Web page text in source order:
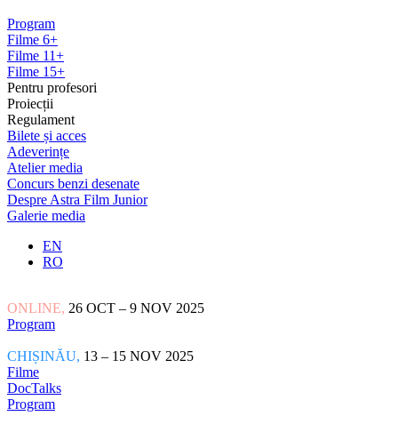
Program
Filme 6+
Filme 11+
Filme 15+
Pentru profesori
Proiecții
Regulament
Bilete și acces
Adeverințe
Atelier media
Concurs benzi desenate
Despre Astra Film Junior
Galerie media
EN
RO
ONLINE, 26 OCT – 9 NOV 2025
Program
CHIȘINĂU, 13 – 15 NOV 2025
Filme
DocTalks
Program